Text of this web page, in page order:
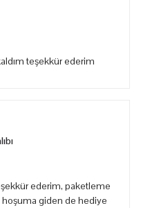
teşekkür ederim
ederim, paketleme
hoşuma giden de hediye